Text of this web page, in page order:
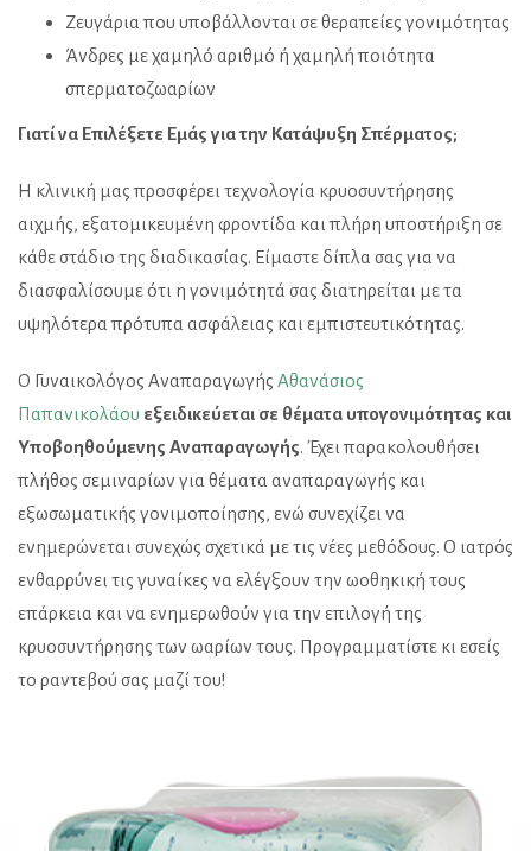
Ζευγάρια που υποβάλλονται σε θεραπείες γονιμότητας
Άνδρες με χαμηλό αριθμό ή χαμηλή ποιότητα
σπερματοζωαρίων
Γιατί να Επιλέξετε Εμάς για την Κατάψυξη Σπέρματος;
Η κλινική μας προσφέρει τεχνολογία κρυοσυντήρησης
αιχμής, εξατομικευμένη φροντίδα και πλήρη υποστήριξη σε
κάθε στάδιο της διαδικασίας. Είμαστε δίπλα σας για να
διασφαλίσουμε ότι η γονιμότητά σας διατηρείται με τα
υψηλότερα πρότυπα ασφάλειας και εμπιστευτικότητας.
​Ο Γυναικολόγος Αναπαραγωγής Αθανάσιος
Παπανικολάου εξειδικεύεται σε θέματα υπογονιμότητας και
Υποβοηθούμενης Αναπαραγωγής. Έχει παρακολουθήσει
πλήθος σεμιναρίων για θέματα αναπαραγωγής και
εξωσωματικής γονιμοποίησης, ενώ συνεχίζει να
ενημερώνεται συνεχώς σχετικά με τις νέες μεθόδους. Ο ιατρός
ενθαρρύνει τις γυναίκες να ελέγξουν την ωοθηκική τους
επάρκεια και να ενημερωθούν για την επιλογή της
κρυοσυντήρησης των ωαρίων τους. Προγραμματίστε κι εσείς
το ραντεβού σας μαζί του!